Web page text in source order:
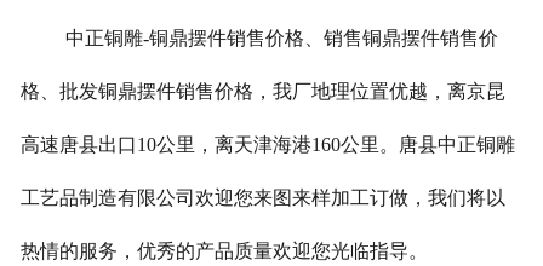
中正铜雕-铜鼎摆件销售价格、销售铜鼎摆件销售价
格、批发铜鼎摆件销售价格 ，我厂地理位置优越，离京昆
高速唐县出口10公里，离天津海港160公里。唐县中正铜雕
工艺品制造有限公司欢迎您来图来样加工订做，我们将以
热情的服务，优秀的产品质量欢迎您光临指导。